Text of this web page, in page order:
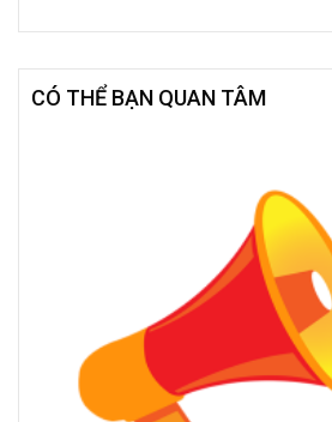
CÓ THỂ BẠN QUAN TÂM